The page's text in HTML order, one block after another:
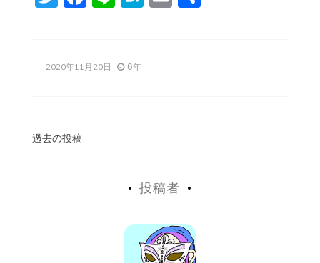
2020年11月20日 6年
投
過去の投稿
投稿者